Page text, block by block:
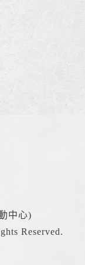
中心)
Reserved.